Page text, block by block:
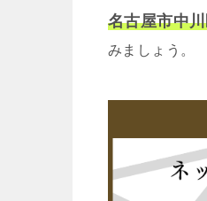
名古屋市中
みましょう。